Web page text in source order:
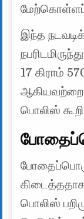
இந்த
17 கிராம்
ஆகியவற்றை
பொலிஸ்
பொலிஸ்